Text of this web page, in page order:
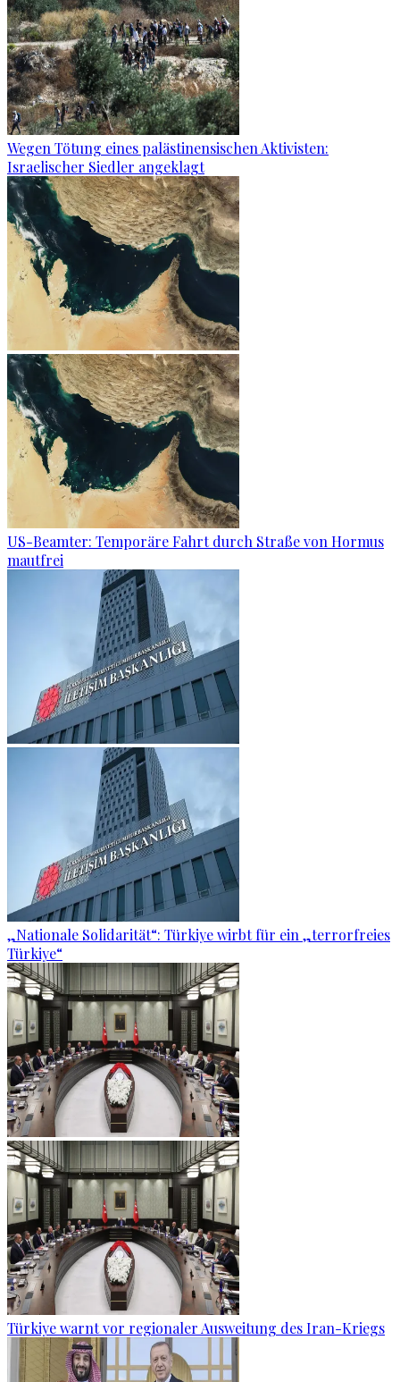
Wegen Tötung eines palästinensischen Aktivisten:
Israelischer Siedler angeklagt
US-Beamter: Temporäre Fahrt durch Straße von Hormus
mautfrei
„Nationale Solidarität“: Türkiye wirbt für ein „terrorfreies
Türkiye“
Türkiye warnt vor regionaler Ausweitung des Iran-Kriegs